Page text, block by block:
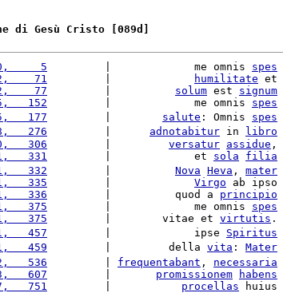
di Gesù Cristo [089d]
5
         |             me omnis
spes
71
humilitate et
77
solum est signum
152
         |             me omnis
spes
177
salute : Omnis spes
276
adnotabitur in libro
306
versatur assidue ,
331
         |             et
sola filia
332
Nova Heva , mater
335
Virgo ab ipso
336
         |          quod a
principio
375
         |             me omnis
spes
375
         |        vitae et
virtutis .
457
         |             ipse
Spiritus
459
         |         della
vita : Mater
536
frequentabant , necessaria
607
promissionem habens
751
procellas huius